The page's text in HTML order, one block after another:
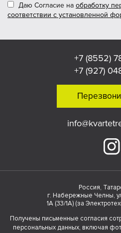
Даю Согласие на обработку
соответствии с установленной
+7 (8552)
+7 (927)
Россия,
г. Набережные Челны,
1А (33/1А) (за
Получены письменные согласия
персональных данных, включая